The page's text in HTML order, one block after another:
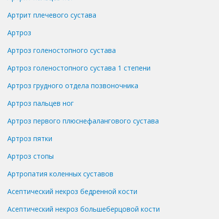
Артрит плечевого сустава
Артроз
Артроз голеностопного сустава
Артроз голеностопного сустава 1 степени
Артроз грудного отдела позвоночника
Артроз пальцев ног
Артроз первого плюснефалангового сустава
Артроз пятки
Артроз стопы
Артропатия коленных суставов
Асептический некроз бедренной кости
Асептический некроз большеберцовой кости